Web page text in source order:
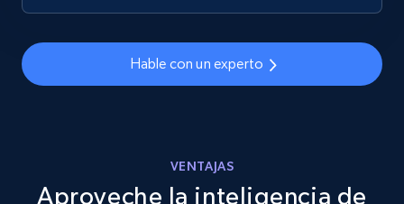
Seller reviews, Breadcrumbs, Root category, and
more.
Hable con un experto
VENTAJAS
Aproveche la inteligencia de